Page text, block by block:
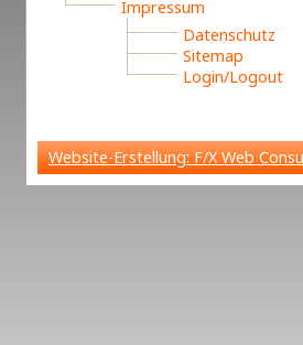
Impressum
Datenschutz
Sitemap
Login/Logout
Website-Erstellung: F/X Web